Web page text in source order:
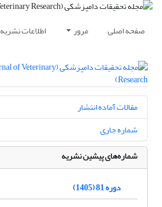
صفحه اصلی مرور اطلاعات نشریه
مقالات آماده انتشار
شماره جاری
شماره‌های پیشین نشریه
دوره 81 (1405)